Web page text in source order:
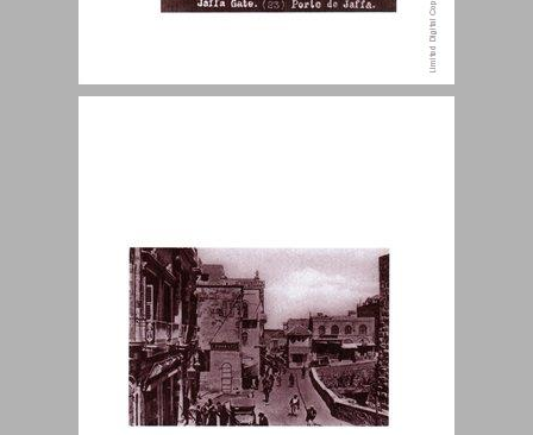
תוכן הענינים ... 3